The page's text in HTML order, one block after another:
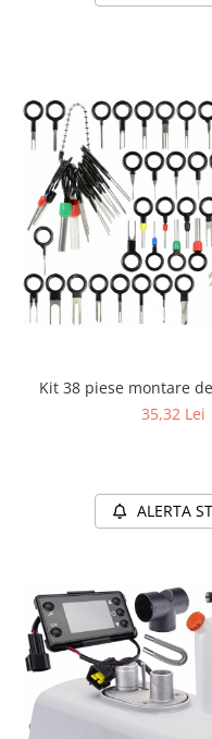
Kit 38 piese montare
35,32 Lei
ALERTA